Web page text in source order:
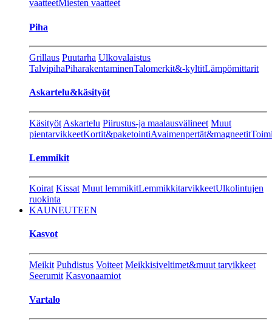
vaatteetMiesten vaatteet
Piha
Grillaus Puutarha Ulkovalaistus
TalvipihaPiharakentaminenTalomerkit&-kyltitLämpömittarit
Askartelu&käsityöt
Käsityöt Askartelu Piirustus-ja maalausvälineet Muut
pientarvikkeetKortit&paketointiAvaimenpertät&magneetit
Lemmikit
Koirat Kissat Muut lemmikitLemmikkitarvikkeetUlkolintujen
ruokinta
KAUNEUTEEN
Kasvot
Meikit Puhdistus Voiteet Meikkisiveltimet&muut tarvikkeet
Seerumit Kasvonaamiot
Vartalo